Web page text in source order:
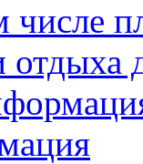
числе
отдыха